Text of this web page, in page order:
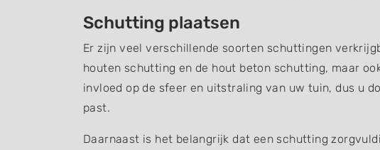
Schutting plaatsen
Er zijn veel verschillende soorten schuttingen
houten schutting en de hout beton schutting, maar
invloed op de sfeer en uitstraling van uw tuin, dus u
past.
Daarnaast is het belangrijk dat een schutting